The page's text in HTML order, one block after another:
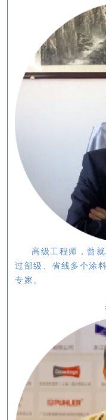
高级工程师，曾
过部级、省线多个涂
专家。